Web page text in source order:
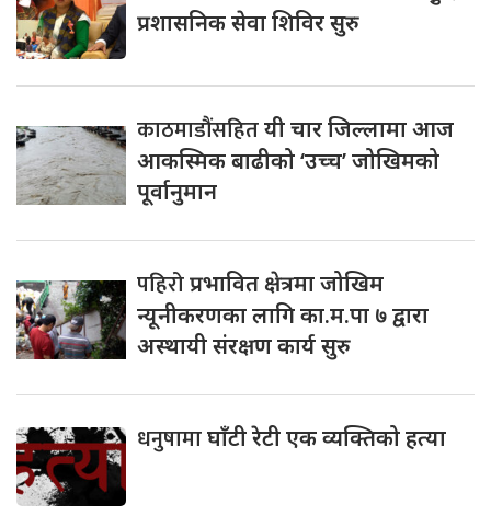
प्रशासनिक सेवा शिविर सुरु
काठमाडौंसहितयी चार जिल्लामा आज
आकस्मिक बाढीको ‘उच्च’ जोखिमको
पूर्वानुमान
पहिरोप्रभावित क्षेत्रमा जोखिम
न्यूनीकरणका लागि का.म.पा ७ द्वारा
अस्थायी संरक्षण कार्य सुरु
धनुषामाघाँटी रेटी एक व्यक्तिको हत्या